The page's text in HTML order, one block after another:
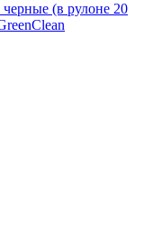
(в рулоне 20